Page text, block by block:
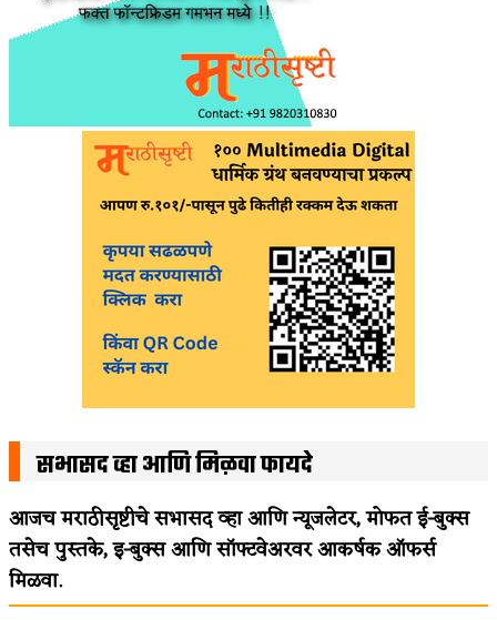
सभासद व्हा आणि मिळवा फायदे
आजच मराठीसृष्टीचे सभासद व्हा आणि न्यूजलेटर, मोफत ई-बुक्स
तसेच पुस्तके, इ-बुक्स आणि सॉफ्टवेअरवर आकर्षक ऑफर्स
मिळवा.